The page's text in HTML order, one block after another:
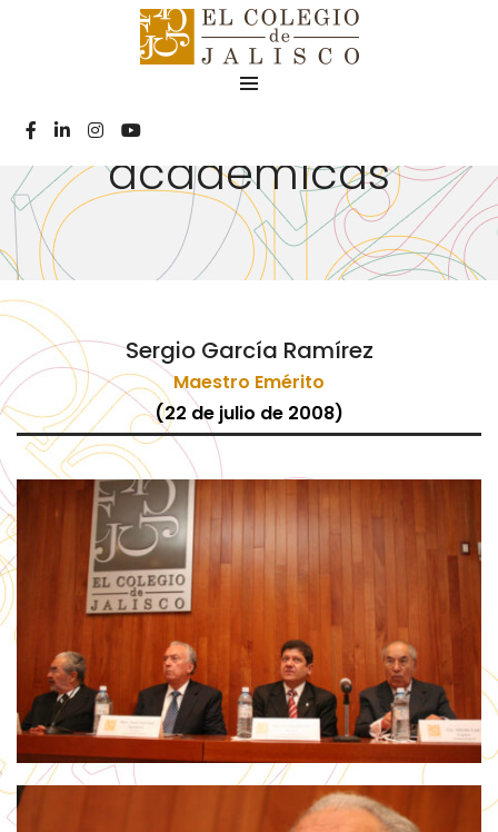
Distinciones
académicas
Sergio García Ramírez
Maestro Emérito
(22 de julio de 2008)